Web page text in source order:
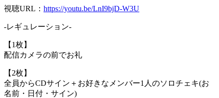
視聴URL： https://youtu.be/LnI9bjD-W3U
-レギュレーション-
【1枚】
配信カメラの前でお礼
【2枚】
全員からCDサイン＋お好きなメンバー1人のソロチェキ(お
名前・日付・サイン)